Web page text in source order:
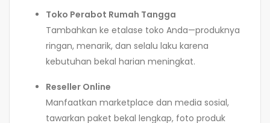
Toko Perabot Rumah Tangga
Tambahkan ke etalase toko Anda—produknya
ringan, menarik, dan selalu laku karena
kebutuhan bekal harian meningkat.
Reseller Online
Manfaatkan marketplace dan media sosial,
tawarkan paket bekal lengkap, foto produk